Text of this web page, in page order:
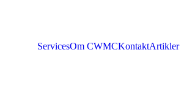
ServicesOm CWMCKontaktArtikler